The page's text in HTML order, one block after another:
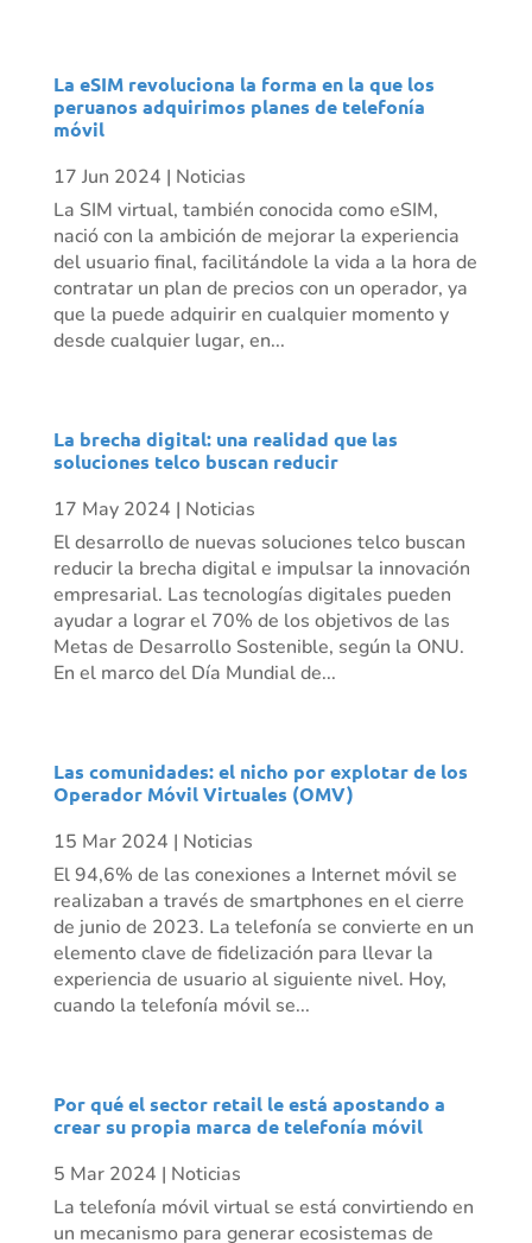
La eSIM revoluciona la forma en la que los
peruanos adquirimos planes de telefonía
móvil
17 Jun 2024 | Noticias
La SIM virtual, también conocida como eSIM,
nació con la ambición de mejorar la experiencia
del usuario final, facilitándole la vida a la hora de
contratar un plan de precios con un operador, ya
que la puede adquirir en cualquier momento y
desde cualquier lugar, en...
La brecha digital: una realidad que las
soluciones telco buscan reducir
17 May 2024 | Noticias
El desarrollo de nuevas soluciones telco buscan
reducir la brecha digital e impulsar la innovación
empresarial. Las tecnologías digitales pueden
ayudar a lograr el 70% de los objetivos de las
Metas de Desarrollo Sostenible, según la ONU.
En el marco del Día Mundial de...
Las comunidades: el nicho por explotar de los
Operador Móvil Virtuales (OMV)
15 Mar 2024 | Noticias
El 94,6% de las conexiones a Internet móvil se
realizaban a través de smartphones en el cierre
de junio de 2023. La telefonía se convierte en un
elemento clave de fidelización para llevar la
experiencia de usuario al siguiente nivel. Hoy,
cuando la telefonía móvil se...
Por qué el sector retail le está apostando a
crear su propia marca de telefonía móvil
5 Mar 2024 | Noticias
La telefonía móvil virtual se está convirtiendo en
un mecanismo para generar ecosistemas de